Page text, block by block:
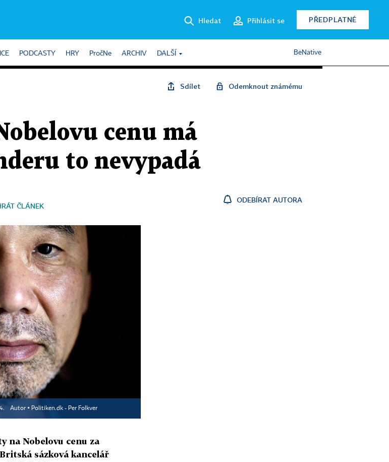
Hledat Přihlásit se PŘEDPLATNÉ
PODCASTY HRY PročNe ARCHIV DALŠÍ BeNative
Sdílet Odemknout známému
cenu má
to nevypadá
ČLÁNEK
ODEBÍRAT AUTORA
Autor ▪ Politiken.dk - Per Folkver
na Nobelovu cenu za
sázková kancelář